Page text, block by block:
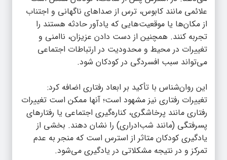
علائمی مانند کابوس، ترس از صداهای ناگهانی و اجتناب
از مکان‌ها یا موقعیت‌هایی که یادآور حادثه هستند را
تجربه کنند. همچنین از دست دادن عزیزان، ناامنی و
تغییرات در محیط و محدودیت در ارتباطات اجتماعی
می‌تواند سبب افسردگی در کودکان شود.
این روان‌شناس با تأکید بر ابعاد رفتاری اضافه کرد:
تغییرات رفتاری نیز مشهود است؛ آنها ممکن است تغییرات
رفتاری مانند پرخاشگری، کناره‌گیری اجتماعی یا رفتارهای
پسرفتگی (مانند شب‌ادراری) را نشان دهند. بخشی از
یادگیری کودکان متاثر از استرس است که منجر به عدم
تمرکز و در نتیجه مشکلاتی در یادگیری می‌شود.